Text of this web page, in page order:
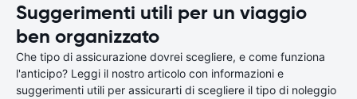
Suggerimenti utili per un viaggio
ben organizzato
Che tipo di assicurazione dovrei scegliere, e come funziona
l'anticipo? Leggi il nostro articolo con informazioni e
suggerimenti utili per assicurarti di scegliere il tipo di noleggio